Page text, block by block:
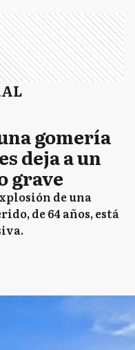
gomería
deja a un
grave
de una
de 64 años, está